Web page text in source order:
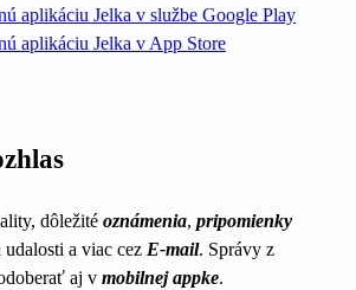
dôležité oznámenia, pripomienky
a viac cez E-mail. Správy z
aj v mobilnej appke.